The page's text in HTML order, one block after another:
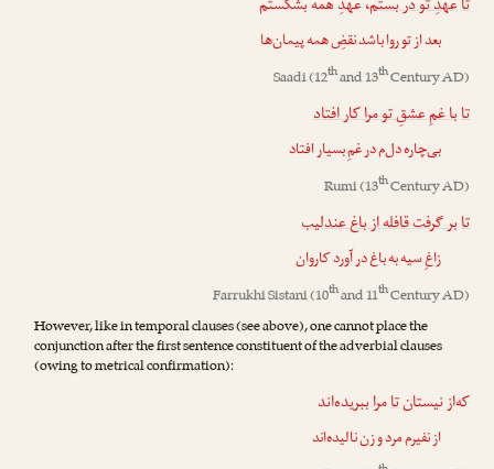
تاعهدِ تو در بستم، عهدِ همه بشکستم
بعد از تو روا باشد نقضِ همه پیمان‌ها
Saadi(12thand 13thCentury AD)
تابا غمِ عشقِ تو مرا کار افتاد
بی‌چاره دل‌م در غمِ بسیار افتاد
Rumi(13thCentury AD)
تابر گرفت قافله از باغ عندلیب
زاغِ سیه به باغ در آورد کاروان
Farrukhi Sistani(10thand 11thCentury AD)
However, like in temporal clauses (see above), one cannot place the
conjunction after the first sentence constituent of the adverbial clauses
(owing to metrical confirmation):
که‌از نیستانتامرا ببریده‌اند
از نفیرم مرد و زن نالیده‌اند